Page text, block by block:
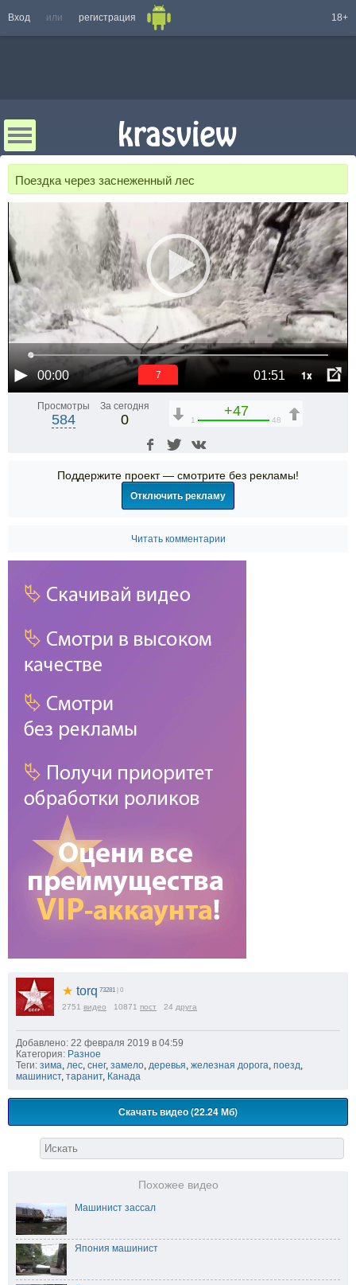
Вход или регистрация 18+
Поездка через заснеженный лес
00:00 01:51 1x
7
Просмотры
584
За сегодня
0
+47
1 48
Поддержите проект — смотрите без рекламы!
Отключить рекламу
Читать комментарии
★ torq 73281 | 0
2751 видео 10871 пост 24 друга
Добавлено: 22 февраля 2019 в 04:59
Категория: Разное
Теги: зима, лес, снег, замело, деревья, железная дорога, поезд,
машинист, таранит, Канада
Скачать видео (22.24 Мб)
Похожее видео
Машинист зассал
Япония машинист